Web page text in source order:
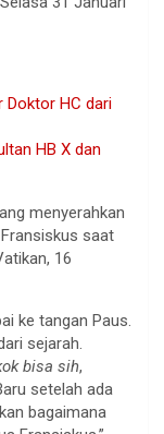
Doktor HC dari
HB X dan
menyerahkan
saat
16
ke tangan Paus.
sejarah.
bisa sih,
setelah ada
bagaimana